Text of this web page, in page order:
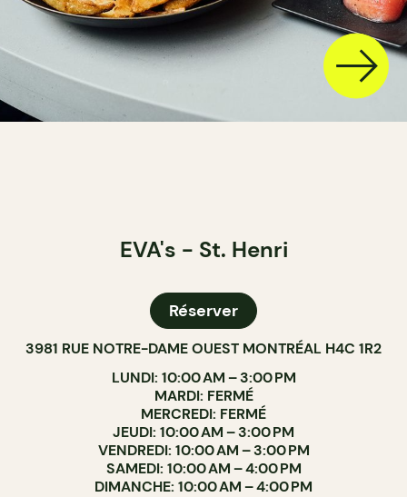
EVA's - St. Henri
Réserver
3981 RUE NOTRE-DAME OUEST MONTRÉAL H4C 1R2
LUNDI: 10:00 AM – 3:00 PM
MARDI: FERMÉ
MERCREDI: FERMÉ
JEUDI: 10:00 AM – 3:00 PM
VENDREDI: 10:00 AM – 3:00 PM
SAMEDI: 10:00 AM – 4:00 PM
DIMANCHE: 10:00 AM – 4:00 PM